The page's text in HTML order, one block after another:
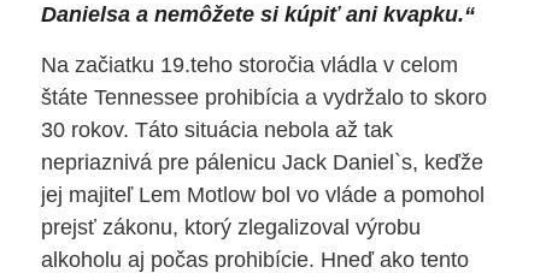
Danielsa a nemôžete si kúpiť ani kvapku.“
Na začiatku 19.teho storočia vládla v celom
štáte Tennessee prohibícia a vydržalo to skoro
30 rokov. Táto situácia nebola až tak
nepriaznivá pre pálenicu Jack Daniel`s, keďže
jej majiteľ Lem Motlow bol vo vláde a pomohol
prejsť zákonu, ktorý zlegalizoval výrobu
alkoholu aj počas prohibície. Hneď ako tento